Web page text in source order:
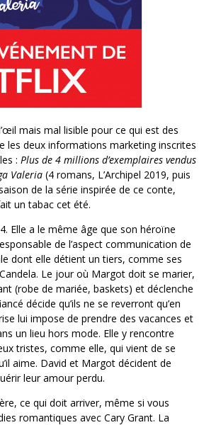
mais mal lisible pour ce qui est des
les deux informations marketing inscrites
: Plus de 4 millions d’exemplaires vendus
Valeria (4 romans, L’Archipel 2019, puis
de la série inspirée de ce conte,
un tabac cet été.
Elle a le même âge que son héroïne
de l’aspect communication de
dont elle détient un tiers, comme ses
Le jour où Margot doit se marier,
(robe de mariée, baskets) et déclenche
décide qu’ils ne se reverront qu’en
lui impose de prendre des vacances et
un lieu hors mode. Elle y rencontre
tristes, comme elle, qui vient de se
aime. David et Margot décident de
leur amour perdu.
ce qui doit arriver, même si vous
romantiques avec Cary Grant. La